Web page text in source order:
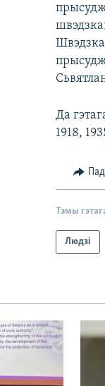
Да
1918,
Тэмы
Людзі